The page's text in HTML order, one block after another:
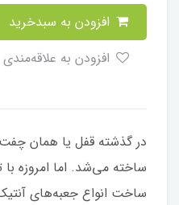
​​​​در گذشته قفل یا همان
ساخته می‌شد. اما امروزه
ساخت انواع جعبه‌های